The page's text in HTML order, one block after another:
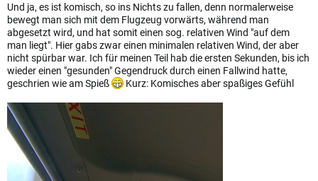
Und ja, es ist komisch, so ins Nichts zu fallen, denn normalerweise
bewegt man sich mit dem Flugzeug vorwärts, während man
abgesetzt wird, und hat somit einen sog. relativen Wind "auf dem
man liegt". Hier gabs zwar einen minimalen relativen Wind, der aber
nicht spürbar war. Ich für meinen Teil hab die ersten Sekunden, bis ich
wieder einen "gesunden" Gegendruck durch einen Fallwind hatte,
geschrien wie am Spieß
Kurz: Komisches aber spaßiges Gefühl